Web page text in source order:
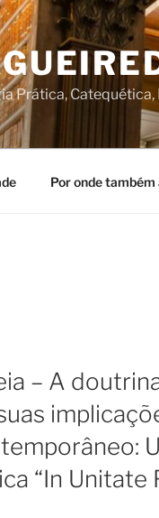
Prática,
Por onde também
– A
“In Unitate